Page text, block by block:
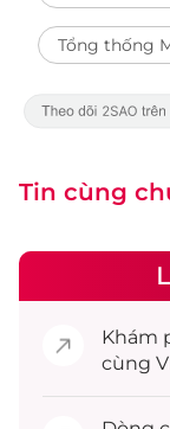
Tổng thống
Tin cùng
Khám
cùng